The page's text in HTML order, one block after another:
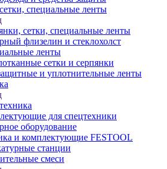
специальные ленты
сетки, специальные ленты
флизелин и стеклохолст
ленты
сетки и серпянки
и уплотнительные ленты
для спецтехники
оборудование
и комплектующие FESTOOL
станции
смеси